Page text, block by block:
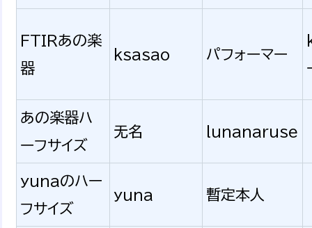
FTIRあの楽
器
ksasao パフォーマー
あの楽器ハ
ーフサイズ
无名 lunanaruse
yunaのハー
フサイズ
yuna 暫定本人